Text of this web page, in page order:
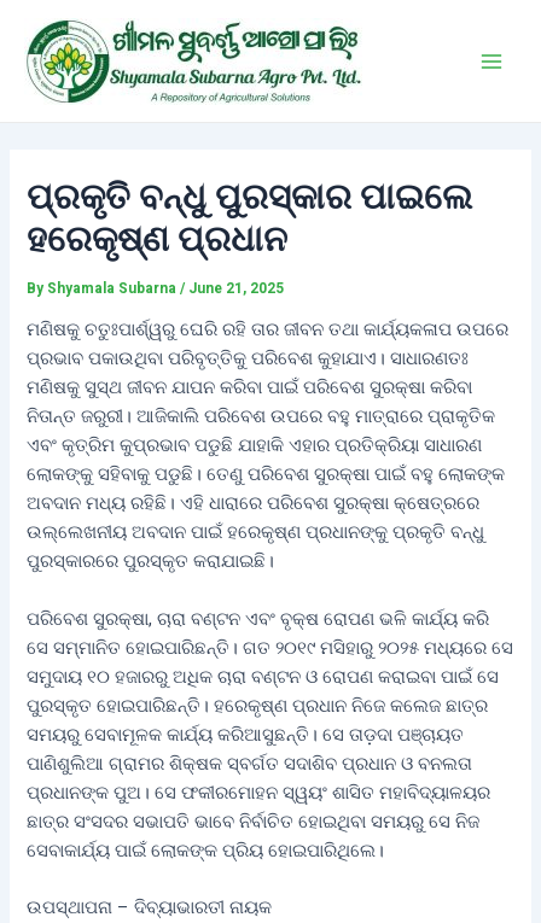
content
ପ୍ରକୃତି ବନ୍ଧୁ ପୁରସ୍କାର ପାଇଲେ
ହରେକୃଷ୍ଣ ପ୍ରଧାନ
By Shyamala Subarna/ June 21, 2025
ମଣିଷକୁ ଚତୁଃପାର୍ଶ୍ୱରୁ ଘେରି ରହି ତାର ଜୀବନ ତ‌ଥା କାର୍ଯ୍ୟକଳାପ ଉପରେ
ପ୍ରଭାବ ପକାଉଥିବା ପରିବୃତ୍ତିକୁ ପରିବେଶ କୁହାଯାଏ। ସାଧାରଣତଃ
ମଣିଷକୁ ସୁସ୍ଥ ଜୀବନ ଯାପନ କରିବା ପାଇଁ ପରିବେଶ ସୁରକ୍ଷା କରିବା
ନିତାନ୍ତ ଜରୁରୀ। ଆଜିକାଲି ପରିବେଶ ଉପରେ ବହୁ ମାତ୍ରାରେ ପ୍ରାକୃତିକ
ଏବଂ କୃତ୍ରିମ କୁପ୍ରଭାବ ପଡୁଛି ଯାହାକି ଏହାର ପ୍ରତିକ୍ରିୟା ସାଧାରଣ
ଲୋକଙ୍କୁ ସହିବାକୁ ପଡୁଛି। ତେଣୁ ପରିବେଶ ସୁରକ୍ଷା ପାଇଁ ବହୁ ଲୋକଙ୍କ
ଅବଦାନ ମଧ୍ୟ ରହିଛି। ଏହି ଧାରାରେ ପରିବେଶ ସୁରକ୍ଷା କ୍ଷେତ୍ରରେ
ଉଲ୍ଲେଖନୀୟ ଅବଦାନ ପାଇଁ ହରେକୃଷ୍ଣ ପ୍ରଧାନଙ୍କୁ ପ୍ରକୃତି ବନ୍ଧୁ
ପୁରସ୍କାରରେ ପୁରସ୍କୃତ କରାଯାଇଛି।
ପରିବେଶ ସୁରକ୍ଷା, ଚାରା ବଣ୍ଟନ ଏବଂ ବୃକ୍ଷ ରୋପଣ ଭଳି କାର୍ଯ୍ୟ କରି
ସେ ସମ୍ମାନିତ ହୋଇପାରିଛନ୍ତି। ଗତ ୨୦୧୯ ମସିହାରୁ ୨୦୨୫ ମଧ୍ୟରେ ସେ
ସମୁଦାୟ ୧୦ ହଜାରରୁ ଅଧିକ ଚାରା ବଣ୍ଟନ ଓ ରୋପଣ କରାଇବା ପାଇଁ ସେ
ପୁରସ୍କୃତ ହୋଇପାରିଛନ୍ତି। ହରେକୃଷ୍ଣ ପ୍ରଧାନ ନିଜେ କଲେଜ ଛାତ୍ର
ସମୟରୁ ସେବାମୂଳକ କାର୍ଯ୍ୟ କରିଆସୁଛନ୍ତି। ସେ ତାଡ଼ଦା ପଞ୍ଚାୟତ
ପାଣିଶୁଲିଆ ଗ୍ରାମର ଶିକ୍ଷକ ସ୍ବର୍ଗତ ସଦାଶିବ ପ୍ରଧାନ ଓ ବନଲତା
ପ୍ରଧାନଙ୍କ ପୁଅ। ସେ ଫକୀରମୋହନ ସ୍ୱୟଂ ଶାସିତ ମହାବିଦ୍ୟାଳୟର
ଛାତ୍ର ସଂସଦର ସଭାପତି ଭାବେ ନିର୍ବାଚିତ ହୋଇଥିବା ସମୟରୁ ସେ ନିଜ
ସେବାକାର୍ଯ୍ୟ ପାଇଁ ଲୋକଙ୍କ ପ୍ରିୟ ହୋଇପାରିଥିଲେ।
ଉପସ୍ଥାପନା – ଦିବ୍ୟାଭାରତୀ ନାୟକ
navigation